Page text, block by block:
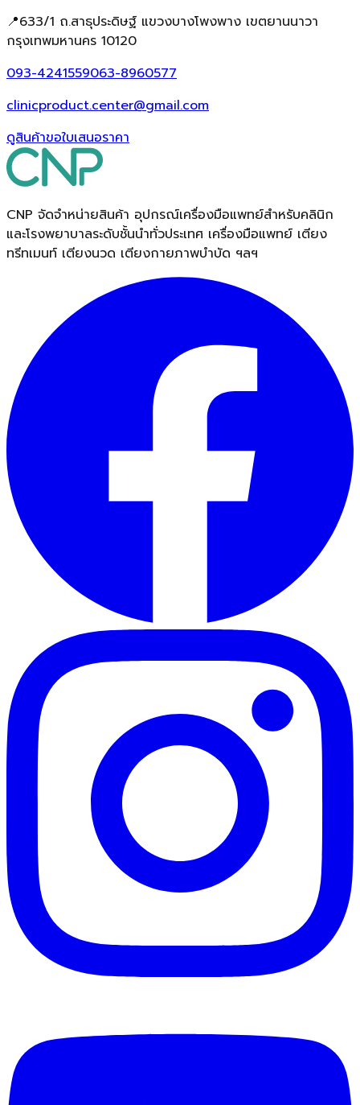
📍633/1 ถ.สาธุประดิษฐ์ แขวงบางโพงพาง เขตยานนาวา
กรุงเทพมหานคร 10120
093-4241559063-8960577
clinicproduct.center@gmail.com
ดูสินค้าขอใบเสนอราคา
CNP จัดจำหน่ายสินค้า อุปกรณ์เครื่องมือแพทย์สำหรับคลินิก
และโรงพยาบาลระดับชั้นนำทั่วประเทศ เครื่องมือแพทย์ เตียง
ทรีทเมนท์ เตียงนวด เตียงกายภาพบำบัด ฯลฯ